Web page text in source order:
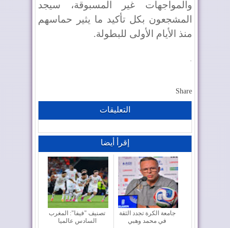
والمواجهات غير المسبوقة، سيجد
المشجعون بكل تأكيد ما يثير حماسهم
منذ الأيام الأولى للبطولة.
Share
التعليقات
إقرأ أيضا
تصنيف "فيفا": المغرب
السادس عالميا
جامعة الكرة تجدد الثقة
في محمد وهبي